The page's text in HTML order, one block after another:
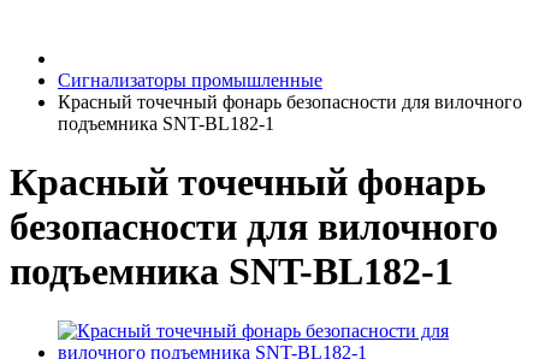
Сигнализаторы промышленные
Красный точечный фонарь безопасности для вилочного
подъемника SNT-BL182-1
Красный точечный фонарь
безопасности для вилочного
подъемника SNT-BL182-1